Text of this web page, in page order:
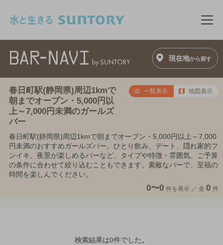
メ
現在地から探す
春日町駅(静岡県)周辺1kmで
朝までオープン・5,000円以
上～7,000円未満のガールズ
バー
一覧表示 地図表示
春日町駅(静岡県)周辺1kmで朝までオープン・5,000円以上～7,000
円未満のおすすめガールズバー。ひとり飲み、デート、隠れ家的フ
ンイキ、夜景が楽しめるバーなど、タイプや特徴・雰囲気、ご予算
の条件に合わせて絞り込むこともできます。素敵なバーで、至福の
時間を楽しんでください。
0〜0 件を表示 ／ 全 0 件
検索結果は0件でした。